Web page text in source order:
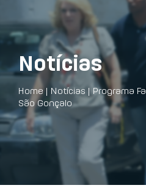
Notícias
Home| Notícias | Programa
São Gonçalo